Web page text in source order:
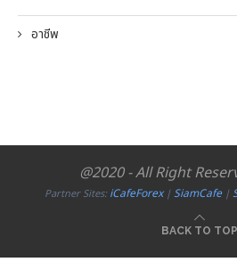
อาชีพ
@2020 - All Right
Partner Sites:iCafeForex|SiamCafe|
BACK TO TOP